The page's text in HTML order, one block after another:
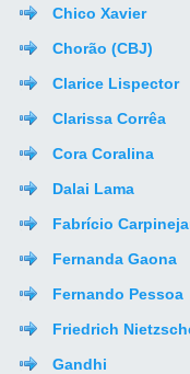
Chico Xavier
Chorão (CBJ)
Clarice Lispector
Clarissa Corrêa
Cora Coralina
Dalai Lama
Fabrício
Fernanda Gaona
Fernando Pessoa
Friedrich
Gandhi